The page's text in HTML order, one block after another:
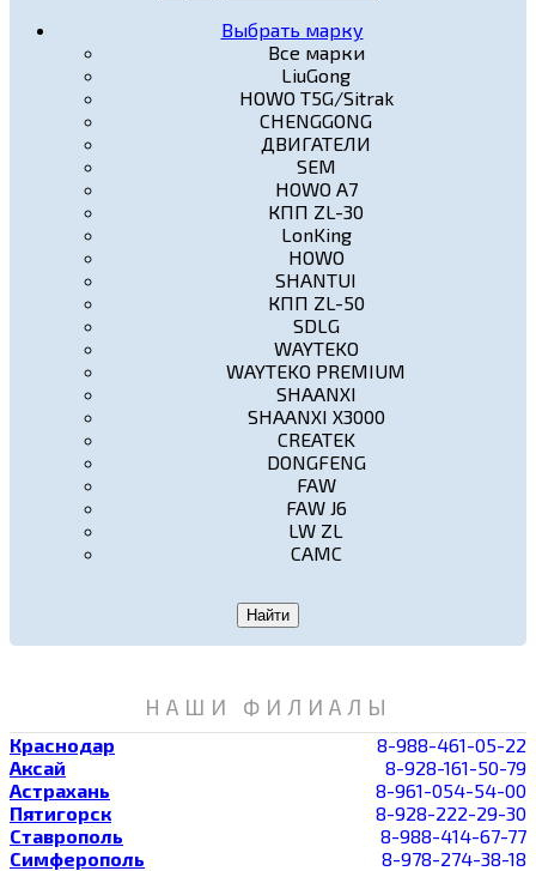
Выбрать марку
Все марки
LiuGong
HOWO T5G/Sitrak
CHENGGONG
ДВИГАТЕЛИ
SEM
HOWO A7
КПП ZL-30
LonKing
HOWO
SHANTUI
КПП ZL-50
SDLG
WAYTEKO
WAYTEKO PREMIUM
SHAANXI
SHAANXI X3000
CREATEK
DONGFENG
FAW
FAW J6
LW ZL
CAMC
Найти
НАШИ ФИЛИАЛЫ
Краснодар
8-988-461-05-22
Аксай
8-928-161-50-79
Астрахань
8-961-054-54-00
Пятигорск
8-928-222-29-30
Ставрополь
8-988-414-67-77
Симферополь
8-978-274-38-18